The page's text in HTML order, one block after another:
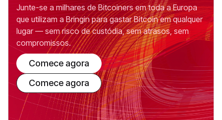
Junte-se a milhares de Bitcoiners em toda a Europa
que utilizam a Bringin para gastar Bitcoin em qualquer
lugar — sem risco de custódia, sem atrasos, sem
compromissos.
Comece agora
Comece agora